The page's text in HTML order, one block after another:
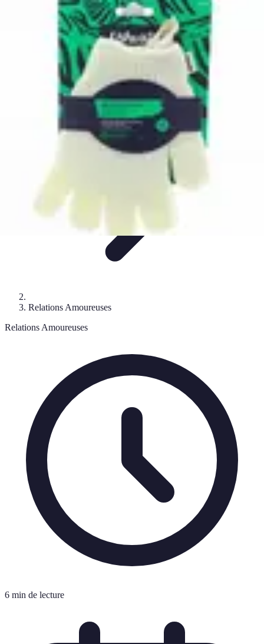
Amour et Cœurs
Relations AmoureusesRelations amoureusesSymbolique et
TendancesPsychologie de l'Amour
Amour et Cœurs
Relations Amoureuses
Relations Amoureuses
6 min de lecture